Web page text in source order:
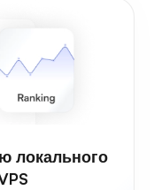
локального